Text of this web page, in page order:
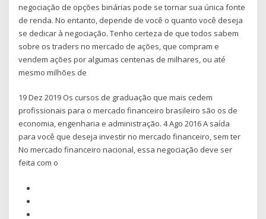
negociação de opções binárias pode se tornar sua única fonte
de renda. No entanto, depende de você o quanto você deseja
se dedicar à negociação. Tenho certeza de que todos sabem
sobre os traders no mercado de ações, que compram e
vendem ações por algumas centenas de milhares, ou até
mesmo milhões de
19 Dez 2019 Os cursos de graduação que mais cedem
profissionais para o mercado financeiro brasileiro são os de
economia, engenharia e administração. 4 Ago 2016 A saída
para você que deseja investir no mercado financeiro, sem ter
No mercado financeiro nacional, essa negociação deve ser
feita com o